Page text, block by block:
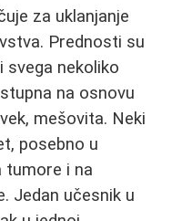
za uklanjanje
Prednosti su
svega nekoliko
na osnovu
mešovita. Neki
posebno u
tumore i na
Jedan učesnik u